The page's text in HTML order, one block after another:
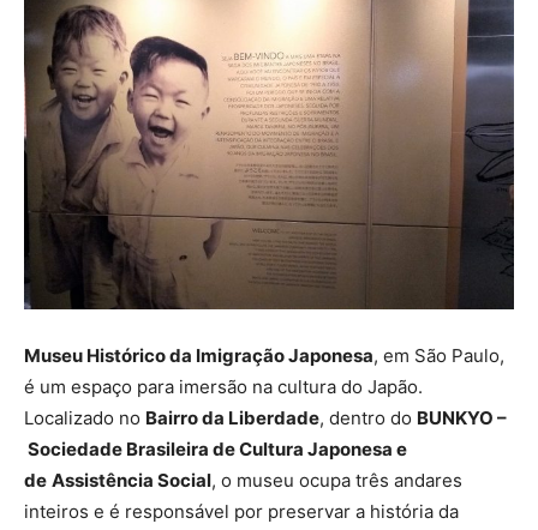
Museu Histórico da Imigração Japonesa, em São Paulo,
é um espaço para imersão na cultura do Japão.
Localizado no Bairro da Liberdade, dentro do BUNKYO –
Sociedade Brasileira de Cultura Japonesa e
de Assistência Social, o museu ocupa três andares
inteiros e é responsável por preservar a história da